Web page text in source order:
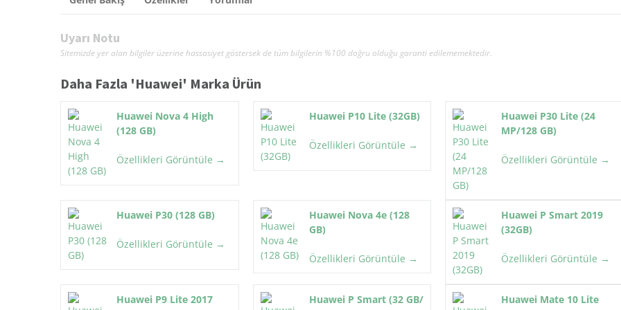
Uyarı Notu
Sitemizde yer alan bilgiler üzerine hassasiyet göstersek de tüm bilgilerin %100 doğru olduğu garanti edilememektedir.
Daha Fazla 'Huawei' Marka Ürün
Huawei Nova 4 High
(128 GB)
Özellikleri Görüntüle →
Huawei P10 Lite (32GB)
Özellikleri Görüntüle →
Huawei P30 Lite (24
MP/128 GB)
Özellikleri Görüntüle →
Huawei P30 (128 GB)
Özellikleri Görüntüle →
Huawei Nova 4e (128
GB)
Özellikleri Görüntüle →
Huawei P Smart 2019
(32GB)
Özellikleri Görüntüle →
Huawei P9 Lite 2017
Huawei P Smart (32 GB/
Huawei Mate 10 Lite